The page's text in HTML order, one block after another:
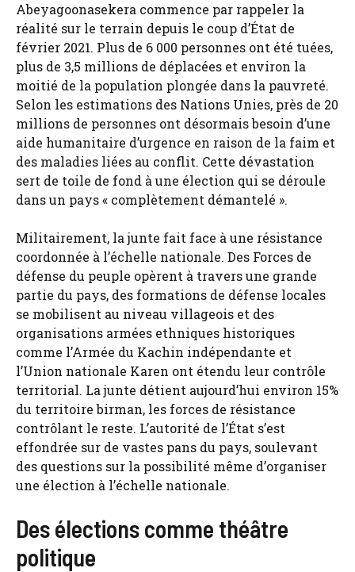
Abeyagoonasekera commence par rappeler la
réalité sur le terrain depuis le coup d’État de
février 2021. Plus de 6 000 personnes ont été tuées,
plus de 3,5 millions de déplacées et environ la
moitié de la population plongée dans la pauvreté.
Selon les estimations des Nations Unies, près de 20
millions de personnes ont désormais besoin d’une
aide humanitaire d’urgence en raison de la faim et
des maladies liées au conflit. Cette dévastation
sert de toile de fond à une élection qui se déroule
dans un pays « complètement démantelé ».
Militairement, la junte fait face à une résistance
coordonnée à l’échelle nationale. Des Forces de
défense du peuple opèrent à travers une grande
partie du pays, des formations de défense locales
se mobilisent au niveau villageois et des
organisations armées ethniques historiques
comme l’Armée du Kachin indépendante et
l’Union nationale Karen ont étendu leur contrôle
territorial. La junte détient aujourd’hui environ 15%
du territoire birman, les forces de résistance
contrôlant le reste. L’autorité de l’État s’est
effondrée sur de vastes pans du pays, soulevant
des questions sur la possibilité même d’organiser
une élection à l’échelle nationale.
Des élections comme théâtre
politique